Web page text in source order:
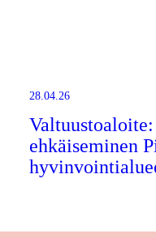
28.04.26
ehkäiseminen